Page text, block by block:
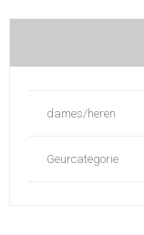
dames/heren
Geurcategorie